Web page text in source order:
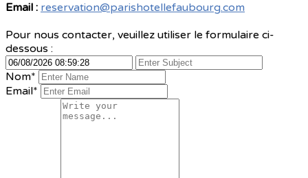
Email : reservation@parishotellefaubourg.com
Pour nous contacter, veuillez utiliser le formulaire ci-
dessous :
Nom*
Email*